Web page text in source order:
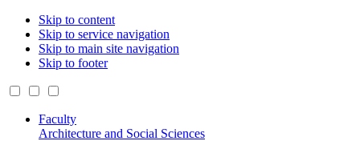
Skip to content
Skip to service navigation
Skip to main site navigation
Skip to footer
Faculty
Architecture and Social Sciences